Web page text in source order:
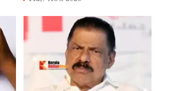
സാധ്യമാക്കും: ഡെപ്യൂട്ടി
സ്പീക്കർ ഷാനിമോൾ ഉസ്മാൻ